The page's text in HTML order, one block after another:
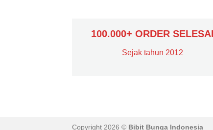
100.000+ ORDER SELESAI
Sejak tahun 2012
Copyright 2026 © Bibit Bunga Indonesia